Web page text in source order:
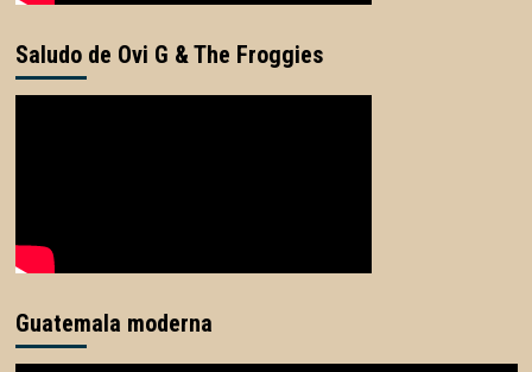
Saludo de Ovi G & The Froggies
Guatemala moderna